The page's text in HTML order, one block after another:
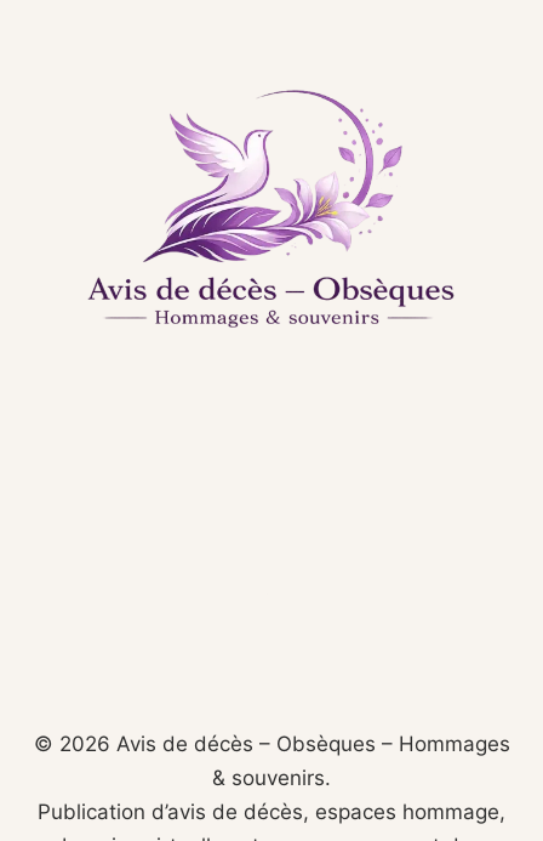
© 2026 Avis de décès – Obsèques – Hommages
& souvenirs.
Publication d’avis de décès, espaces hommage,